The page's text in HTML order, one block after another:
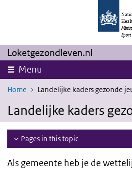
Sport
Loketgezondleven.nl
Menu
Home Landelijke kaders gezonde
Landelijke kaders
Pages in this topic
Als gemeente heb je de